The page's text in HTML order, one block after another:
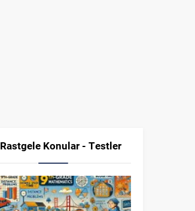
Rastgele Konular - Testler